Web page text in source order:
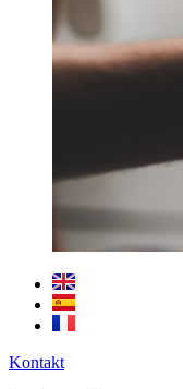
Kontakt